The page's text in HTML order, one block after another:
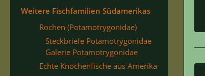
Weitere Fischfamilien Südamerikas
Rochen (Potamotrygonidae)
Steckbriefe Potamotrygonidae
Galerie Potamotrygonidae
Echte Knochenfische aus Amerika